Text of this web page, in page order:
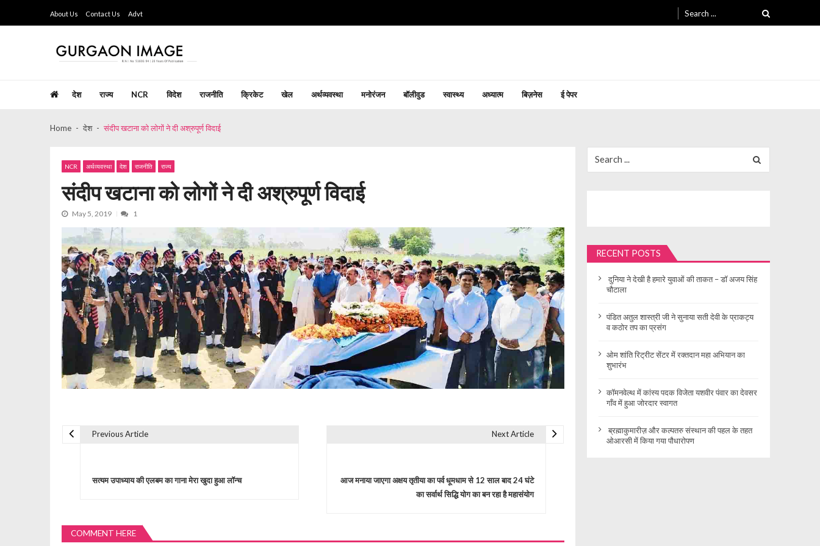
navigation
content
About Us Contact Us Advt
for:
देश राज्य NCR विदेश राजनीति क्रिकेट खेल अर्थव्यवस्था मनोरंजन बॉलीवुड स्वास्थ्य अध्यात्म बिज़नेस ई पेपर
Home देश संदीप खटाना को लोगों ने दी अश्रुपूर्ण विदाई
NCR अर्थव्यवस्था देश राजनीति राज्य
संदीप खटाना को लोगों ने दी अश्रुपूर्ण विदाई
May 5, 2019 1
t
Previous Article
सत्यम उपाध्याय की एलबम का गाना मेरा खुदा हुआ लॉन्च
Next Article
आज मनाया जाएगा अक्षय तृतीया का पर्व धूमधाम से 12 साल बाद 24 घंटे
का सर्वार्थ सिद्धि योग का बन रहा है महासंयोग
COMMENT HERE
for:
RECENT POSTS
दुनिया ने देखी है हमारे युवाओं की ताकत – डॉ अजय सिंह
चौटाला
पंडित अतुल शास्त्री जी ने सुनाया सती देवी के प्राकट्य
व कठोर तप का प्रसंग
ओम शांति रिट्रीट सेंटर में रक्तदान महा अभियान का
शुभारंभ
कॉमनवेल्थ में कांस्य पदक विजेता यशवीर पंवार का देवसर
गाँव में हुआ जोरदार स्वागत
ब्रह्माकुमारीज़ और कल्पतरु संस्थान की पहल के तहत
ओआरसी में किया गया पौधारोपण